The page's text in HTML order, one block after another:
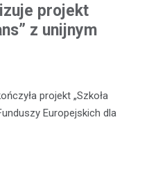
projekt
z unijnym
projekt „Szkoła
Europejskich dla